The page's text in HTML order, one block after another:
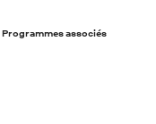
Programmes associés